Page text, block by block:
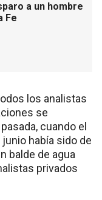
a un hombre
Fe
los analistas
se
cuando el
había sido de
balde de agua
privados